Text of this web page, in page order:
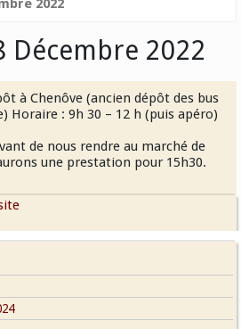
2022
Décembre 2022
à Chenôve (ancien dépôt des bus
Horaire : 9h 30 – 12 h (puis apéro)
de nous rendre au marché de
une prestation pour 15h30.